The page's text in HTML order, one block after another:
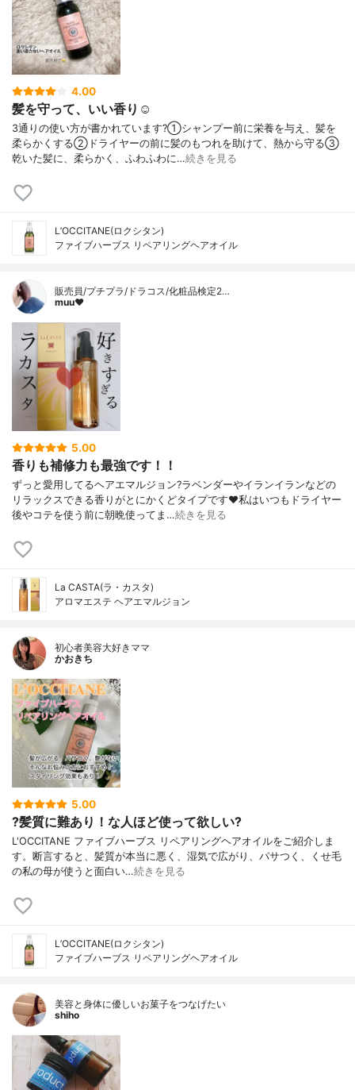
4.00
髪を守って、いい香り☺️
3通りの使い方が書かれています?⁡①シャンプー前に栄養を与え、髪を
柔らかくする②ドライヤーの前に髪のもつれを助けて、熱から守る③
乾いた髪に、柔らかく、ふわふわに…続きを見る
L’OCCITANE(ロクシタン)
ファイブハーブス リペアリングヘアオイル
販売員/プチプラ/ドラコス/化粧品検定2…
muu❤︎
5.00
香りも補修力も最強です！！
ずっと愛用してるヘアエマルジョン?ラベンダーやイランイランなどの
リラックスできる香りがとにかくどタイプです❤️私はいつもドライヤー
後やコテを使う前に朝晩使ってま…続きを見る
La CASTA(ラ・カスタ)
アロマエステ ヘアエマルジョン
初心者美容大好きママ
かおきち
5.00
?髪質に難あり！な人ほど使って欲しい?
L'OCCITANE ファイブハーブス リペアリングヘアオイルをご紹介しま
す。断言すると、髪質が本当に悪く、湿気で広がり、パサつく、くせ毛
の私の母が使うと面白い…続きを見る
L’OCCITANE(ロクシタン)
ファイブハーブス リペアリングヘアオイル
美容と身体に優しいお菓子をつなげたい
shiho